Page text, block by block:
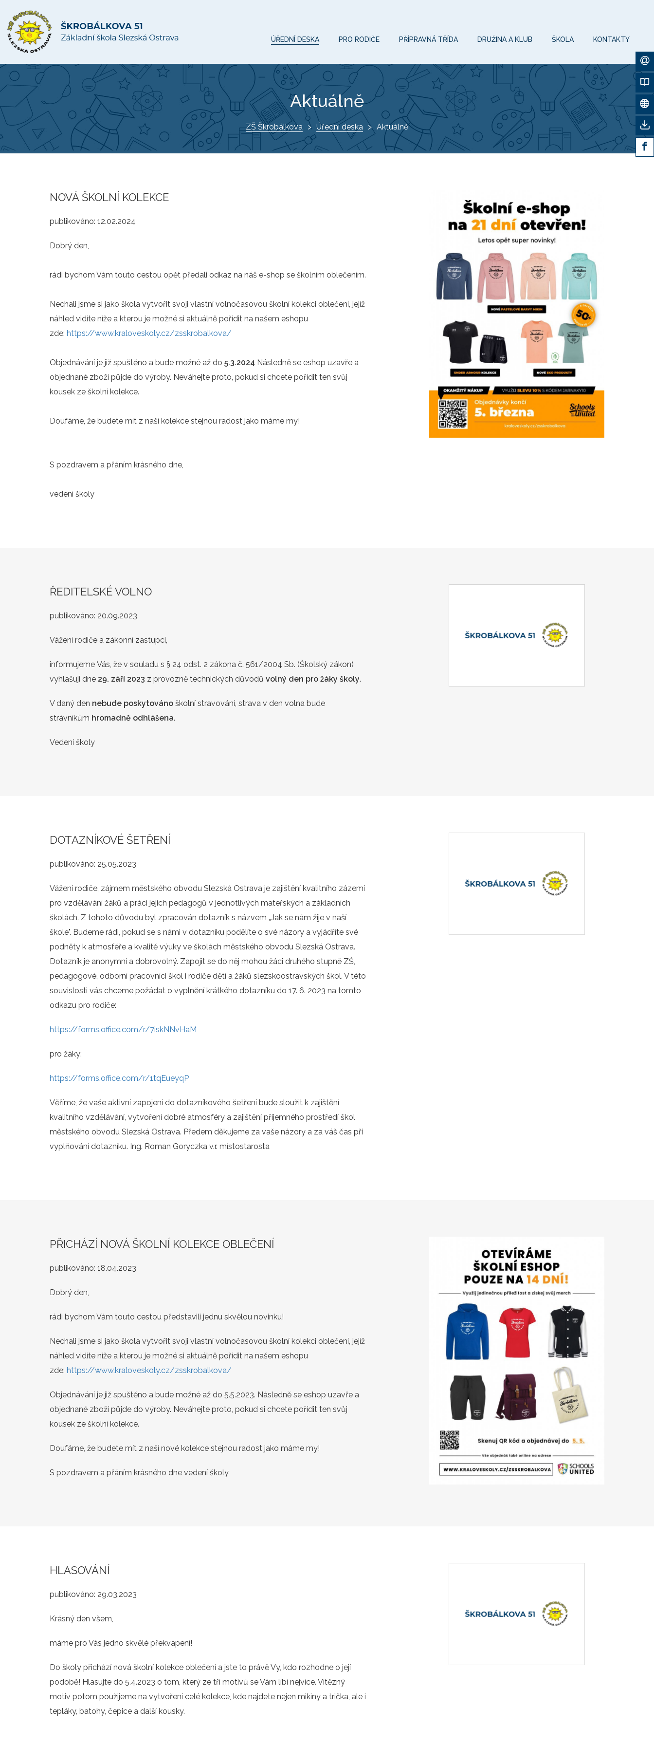
ÚŘEDNÍ DESKA PRO RODIČE PŘÍPRAVNÁ TŘÍDA DRUŽINA A KLUB ŠKOLA KONTAKTY
Aktuálně
ZŠ Škrobálkova Úřední deska Aktuálně
NOVÁ ŠKOLNÍ KOLEKCE
publikováno: 12.02.2024
Dobrý den,
rádi bychom Vám touto cestou opět předali odkaz na náš e-shop se školním oblečením.
Nechali jsme si jako škola vytvořit svoji vlastní volnočasovou školní kolekci oblečení, jejíž
náhled vidíte níže a kterou je možné si aktuálně pořídit na našem eshopu
zde: https://www.kraloveskoly.cz/zsskrobalkova/
Objednávání je již spuštěno a bude možné až do 5.3.2024 Následně se eshop uzavře a
objednané zboží půjde do výroby. Neváhejte proto, pokud si chcete pořídit ten svůj
kousek ze školní kolekce.
Doufáme, že budete mít z naší kolekce stejnou radost jako máme my!
S pozdravem a přáním krásného dne,
vedení školy
ŘEDITELSKÉ VOLNO
publikováno: 20.09.2023
Vážení rodiče a zákonní zastupci,
informujeme Vás, že v souladu s § 24 odst. 2 zákona č. 561/2004 Sb. (Školský zákon)
vyhlašuji dne 29. září 2023 z provozně technických důvodů volný den pro žáky školy.
V daný den nebude poskytováno školní stravování, strava v den volna bude
strávníkům hromadně odhlášena.
Vedení školy
DOTAZNÍKOVÉ ŠETŘENÍ
publikováno: 25.05.2023
Vážení rodiče, zájmem městského obvodu Slezská Ostrava je zajištění kvalitního zázemí
pro vzdělávání žáků a práci jejich pedagogů v jednotlivých mateřských a základních
školách. Z tohoto důvodu byl zpracován dotazník s názvem „Jak se nám žije v naší
škole". Budeme rádi, pokud se s námi v dotazníku podělíte o své názory a vyjádříte své
podněty k atmosféře a kvalitě výuky ve školách městského obvodu Slezská Ostrava.
Dotazník je anonymní a dobrovolný. Zapojit se do něj mohou žáci druhého stupně ZŠ,
pedagogové, odborní pracovníci škol i rodiče dětí a žáků slezskoostravských škol. V této
souvislosti vás chceme požádat o vyplnění krátkého dotazníku do 17. 6. 2023 na tomto
odkazu pro rodiče:
https://forms.office.com/r/7iskNNvHaM
pro žáky:
https://forms.office.com/r/1tqEueyqP
Věříme, že vaše aktivní zapojení do dotazníkového šetření bude sloužit k zajištění
kvalitního vzdělávání, vytvoření dobré atmosféry a zajištění příjemného prostředí škol
městského obvodu Slezská Ostrava. Předem děkujeme za vaše názory a za váš čas při
vyplňování dotazníku. Ing. Roman Goryczka v.r. místostarosta
PŘICHÁZÍ NOVÁ ŠKOLNÍ KOLEKCE OBLEČENÍ
publikováno: 18.04.2023
Dobrý den,
rádi bychom Vám touto cestou představili jednu skvělou novinku!
Nechali jsme si jako škola vytvořit svoji vlastní volnočasovou školní kolekci oblečení, jejíž
náhled vidíte níže a kterou je možné si aktuálně pořídit na našem eshopu
zde: https://www.kraloveskoly.cz/zsskrobalkova/
Objednávání je již spuštěno a bude možné až do 5.5.2023. Následně se eshop uzavře a
objednané zboží půjde do výroby. Neváhejte proto, pokud si chcete pořídit ten svůj
kousek ze školní kolekce.
Doufáme, že budete mít z naší nové kolekce stejnou radost jako máme my!
S pozdravem a přáním krásného dne vedení školy
HLASOVÁNÍ
publikováno: 29.03.2023
Krásný den všem,
máme pro Vás jedno skvělé překvapení!
Do školy přichází nová školní kolekce oblečení a jste to právě Vy, kdo rozhodne o její
podobě! Hlasujte do 5.4.2023 o tom, který ze tří motivů se Vám líbí nejvíce. Vítězný
motiv potom použijeme na vytvoření celé kolekce, kde najdete nejen mikiny a trička, ale i
tepláky, batohy, čepice a další kousky.